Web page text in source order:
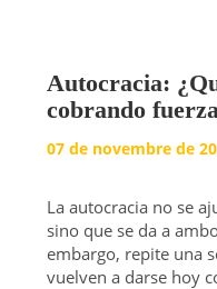
Autocracia:
cobrando
07 de novembre de
La autocracia no se
sino que se da a
embargo, repite una
vuelven a darse hoy